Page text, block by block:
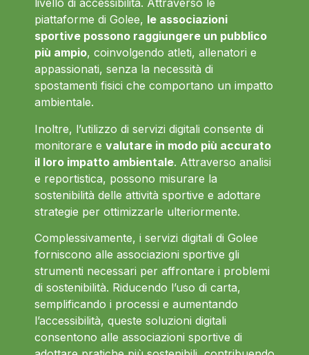
livello di accessibilità. Attraverso le
piattaforme di Golee, le associazioni
sportive possono raggiungere un pubblico
più ampio, coinvolgendo atleti, allenatori e
appassionati, senza la necessità di
spostamenti fisici che comportano un impatto
ambientale.
Inoltre, l’utilizzo di servizi digitali consente di
monitorare e valutare in modo più accurato
il loro impatto ambientale. Attraverso analisi
e reportistica, possono misurare la
sostenibilità delle attività sportive e adottare
strategie per ottimizzarle ulteriormente.
Complessivamente, i servizi digitali di Golee
forniscono alle associazioni sportive gli
strumenti necessari per affrontare i problemi
di sostenibilità. Riducendo l’uso di carta,
semplificando i processi e aumentando
l’accessibilità, queste soluzioni digitali
consentono alle associazioni sportive di